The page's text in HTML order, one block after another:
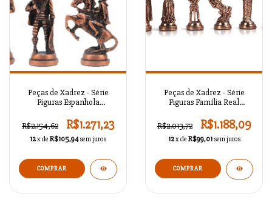
Peças de Xadrez - Série
Figuras Espanhola
R$2.154,62
R$1.271,23
12x de R$105,94 sem juros
COMPRAR
Peças de Xadrez - Série
Figuras Família Real
R$2.013,72
R$1.188,09
12x de R$99,01 sem juros
COMPRAR